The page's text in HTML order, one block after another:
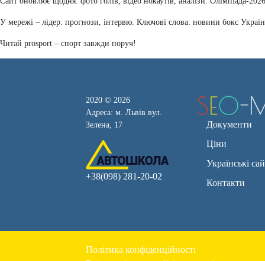
У мережі – лідер: прогнози, інтервю. Ключові слова: новини бокс
Читай prosport – спорт завжди поруч!
2020 © 2026
Адреса: м. Львів вул.
Зелена, 17
+38(098) 281-20-02
Документи
Ціни
Українські
Контакти
Політика конфіденційності